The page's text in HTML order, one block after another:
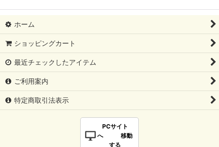
ホーム
ショッピングカート
最近チェックしたアイテム
ご利用案内
特定商取引法表示
PCサイト
へ 移動
する